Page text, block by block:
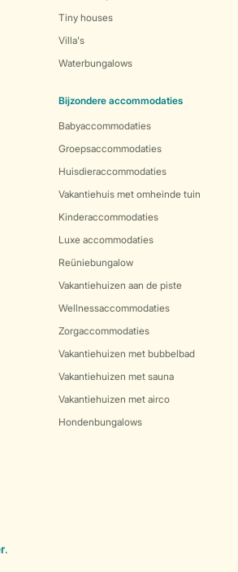
Tiny houses
Villa's
Waterbungalows
Bijzondere accommodaties
Babyaccommodaties
Groepsaccommodaties
Huisdieraccommodaties
Vakantiehuis met omheinde tuin
Kinderaccommodaties
Luxe accommodaties
Reüniebungalow
Vakantiehuizen aan de piste
Wellnessaccommodaties
Zorgaccommodaties
Vakantiehuizen met bubbelbad
Vakantiehuizen met sauna
Vakantiehuizen met airco
Hondenbungalows
.